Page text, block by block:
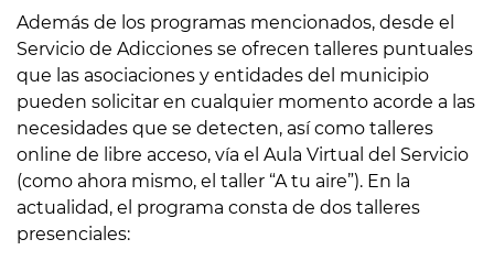
Además de los programas mencionados, desde el
Servicio de Adicciones se ofrecen talleres puntuales
que las asociaciones y entidades del municipio
pueden solicitar en cualquier momento acorde a las
necesidades que se detecten, así como talleres
online de libre acceso, vía el Aula Virtual del Servicio
(como ahora mismo, el taller “A tu aire”). En la
actualidad, el programa consta de dos talleres
presenciales: